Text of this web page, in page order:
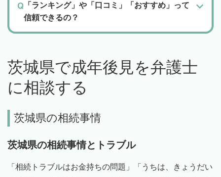
「ランキング」や「口コミ」「おすすめ」って
信頼できるの？
茨城県で成年後見を弁護士
に相談する
茨城県の相続事情
茨城県の相続事情とトラブル
「相続トラブルはお金持ちの問題」「うちは、きょうだい